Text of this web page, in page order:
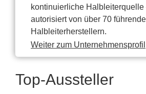
kontinuierliche Halbleiterquelle
autorisiert von über 70
Halbleiterherstellern.
Weiter zum Unternehmensprofil
Top-Aussteller